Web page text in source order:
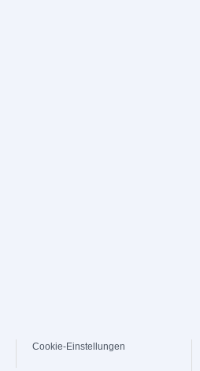
Cookie-Einstellungen